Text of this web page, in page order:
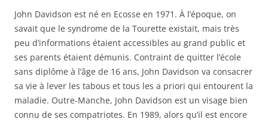
John Davidson est né en Ecosse en 1971. À l’époque, on
savait que le syndrome de la Tourette existait, mais très
peu d’informations étaient accessibles au grand public et
ses parents étaient démunis. Contraint de quitter l’école
sans diplôme à l’âge de 16 ans, John Davidson va consacrer
sa vie à lever les tabous et tous les a priori qui entourent la
maladie. Outre-Manche, John Davidson est un visage bien
connu de ses compatriotes. En 1989, alors qu’il est encore